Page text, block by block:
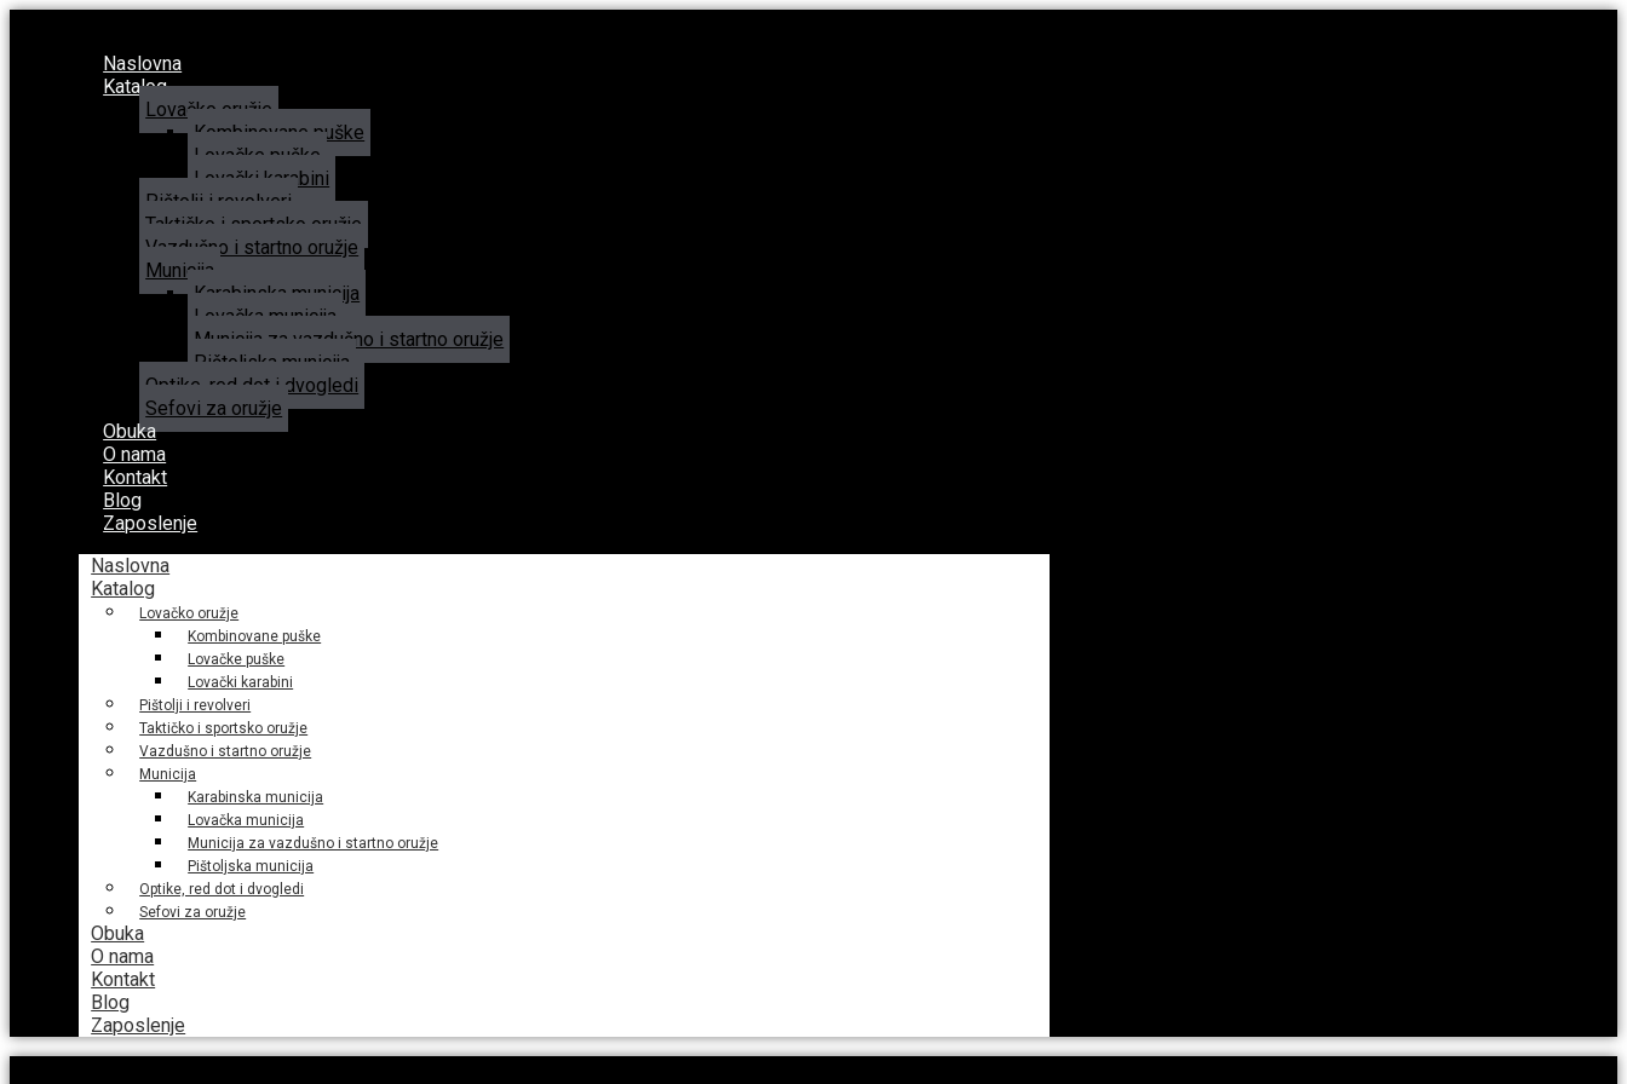
Naslovna
Katalog
Lovačko oružje
Kombinovane puške
Lovačke puške
Lovački karabini
Pištolji i revolveri
Taktičko i sportsko oružje
Vazdušno i startno oružje
Municija
Karabinska municija
Lovačka municija
Municija za vazdušno i startno oružje
Pištoljska municija
Optike, red dot i dvogledi
Sefovi za oružje
Obuka
O nama
Kontakt
Blog
Zaposlenje
Naslovna
Katalog
Lovačko oružje
Kombinovane puške
Lovačke puške
Lovački karabini
Pištolji i revolveri
Taktičko i sportsko oružje
Vazdušno i startno oružje
Municija
Karabinska municija
Lovačka municija
Municija za vazdušno i startno oružje
Pištoljska municija
Optike, red dot i dvogledi
Sefovi za oružje
Obuka
O nama
Kontakt
Blog
Zaposlenje